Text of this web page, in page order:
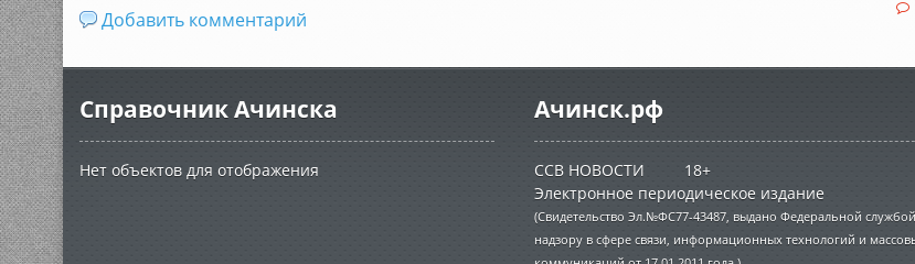
Добавить комментарий
Справочник Ачинска
Нет объектов для отображения
Ачинск.рф
ССВ НОВОСТИ 18+
Электронное периодическое издание
(Свидетельство Эл.№ФС77-43487, выдано Федеральной
надзору в сфере связи, информационных технологий и